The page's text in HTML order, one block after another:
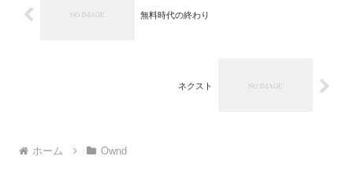
無料時代の終わり
ネクスト
ホーム Ownd